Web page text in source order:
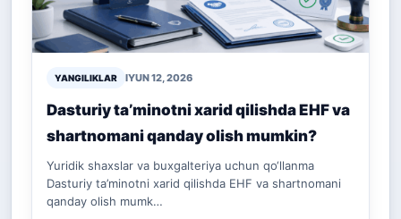
YANGILIKLAR IYUN 12, 2026
Dasturiy ta’minotni xarid qilishda EHF va
shartnomani qanday olish mumkin?
Yuridik shaxslar va buxgalteriya uchun qo‘llanma
Dasturiy ta’minotni xarid qilishda EHF va shartnomani
qanday olish mumk…